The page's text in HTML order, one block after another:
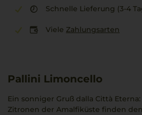
Schnelle Lieferung (3-4
Viele Zahlungsarten
Pallini Limoncello
Ein sonniger Gruß dalla Città
Zitronen der Amalfiküste finden